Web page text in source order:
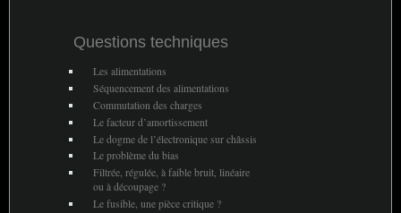
Questions techniques
Les alimentations
Séquencement des alimentations
Commutation des charges
Le facteur d’amortissement
Le dogme de l’électronique sur châssis
Le problème du bias
Filtrée, régulée, à faible bruit, linéaire
ou à découpage ?
Le fusible, une pièce critique ?